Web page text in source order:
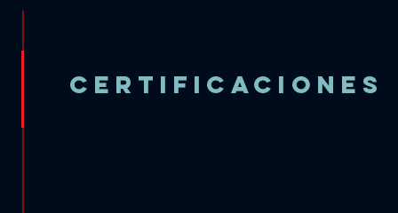
Certificaciones